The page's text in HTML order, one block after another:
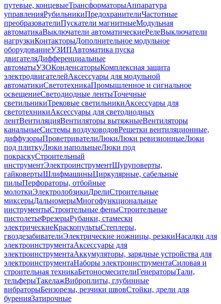
путевые, концевыеТрансформаторыАппаратура
управленияРубильникиПредохранителиЧастотные
преобразователиПускатели магнитныеМодульная
автоматикаВыключатели автоматическиеРелеВыключатели
нагрузкиКонтакторыДополнительное модульное
оборудованиеУЗИПАвтоматика пуска
двигателяДифференциальные
автоматыУЗОКонденсаторыКомплексная защита
электродвигателейАксессуары для модульной
автоматикиСветотехникаПромышленное и сигнальное
освещениеСветодиодные лентыТочечные
светильникиТрековые светильникиАксессуары для
светотехникиАксессуары для светодиодных
лентВентиляцияВентиляторы вытяжныеВентиляторы
канальныеСистемы воздуховодовРешетки вентиляционные,
диффузорыПроветривателиЛюкиЛюки ревизионныеЛюки
под плиткуЛюки напольныеЛюки под
покраскуСтроительный
инструментЭлектроинструментШуруповерты,
гайковертыШлифмашиныЦиркулярные, сабельные
пилыПерфораторы, отбойные
молоткиЭлектролобзикиДрелиСтроительные
миксерыДальномерыМногофункциональные
инструментыСтроительные феныСтроительные
пистолетыФрезерыРубанки, стамески
электрическиеКраскопультыСтеплеры,
гвоздезабивателиЭлектрические ножницы, резакиНасадки для
электроинструментаАксессуары для
электроинструментаАккумуляторы, зарядные устройства для
электроинструментаНаборы электроинструментаСиловая и
строительная техникаБетоносмесителиГенераторыТали,
тельферыТакелажВиброплиты, глубинные
вибраторыБензорезы, резчики швовСтойки, дрели для
буренияЗатирочные